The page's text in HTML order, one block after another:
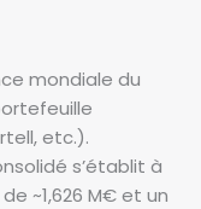
mondiale du
etc.).
s’établit à
~1,626 M€ et un